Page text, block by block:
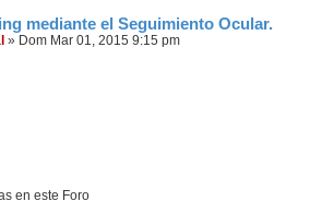
mediante el Seguimiento Ocular.
» Dom Mar 01, 2015 9:15 pm
en este Foro